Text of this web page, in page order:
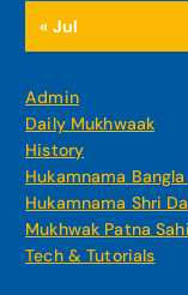
« Jul
Admin
Daily Mukhwaak
History
Hukamnama
Hukamnama Shri
Mukhwak Patna
Tech & Tutorials